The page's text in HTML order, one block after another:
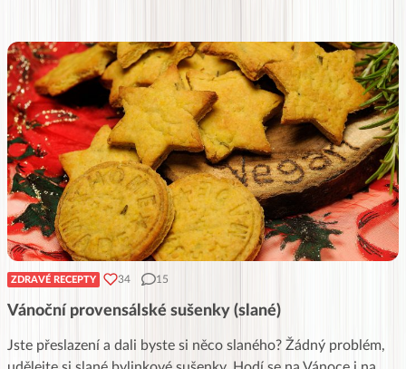
ZDRAVÉ RECEPTY 34 15
Vánoční provensálské sušenky (slané)
Jste přeslazení a dali byste si něco slaného? Žádný problém,